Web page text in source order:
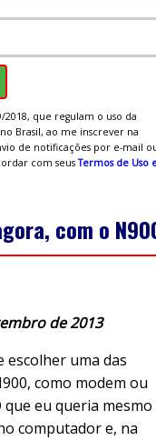
2018, que regulam o uso da
Brasil, ao me inscrever na
de notificações por e-mail
com seusTermos de Uso
com o
de 2013
escolher uma das
como modem ou
eu queria mesmo
computador e, na